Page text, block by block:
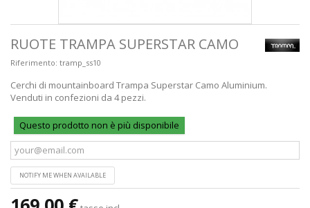
RUOTE TRAMPA SUPERSTAR CAMO
Riferimento: tramp_ss10
Cerchi di mountainboard Trampa Superstar Camo Aluminium.
Venduti in confezioni da 4 pezzi.
Questo prodotto non è più disponibile
NOTIFY ME WHEN AVAILABLE